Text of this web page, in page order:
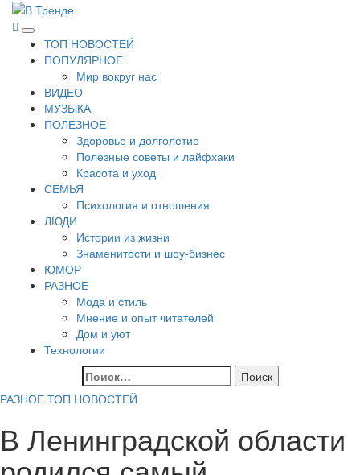
Перейти
содержимому
В Тренде
Самые свежие новости интернета
Основное
меню
ТОП НОВОСТЕЙ
ПОПУЛЯРНОЕ
Мир вокруг нас
ВИДЕО
МУЗЫКА
ПОЛЕЗНОЕ
Здоровье и долголетие
Полезные советы и лайфхаки
Красота и уход
СЕМЬЯ
Психология и отношения
ЛЮДИ
Истории из жизни
Знаменитости и шоу-бизнес
ЮМОР
РАЗНОЕ
Мода и стиль
Мнение и опыт читателей
Дом и уют
Технологии
Найти:
РАЗНОЕ ТОП НОВОСТЕЙ
В Ленинградской области